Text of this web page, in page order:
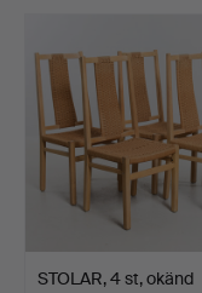
STOLAR, 4 st, okänd